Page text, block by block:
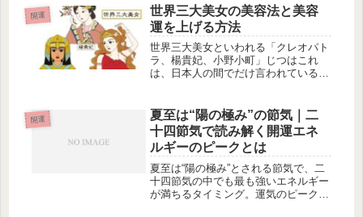
開運
世界三大美女の美容法と美容
運を上げる方法
世界三大美女といわれる「クレオパト
ラ、楊貴妃、小野小町」じつはこれ
は、日本人の間でだけ言われているこ
ちの美しさを維持するためには、特定
の美容法やスキンケアルーティンを実
践し...
開運
夏至は“陽の極み”の節気｜二
十四節気で読み解く開運エネ
ルギーのピークとは
夏至は“陽の極み”とされる節気で、二
十四節気の中でも最も強いエネルギー
が満ちるタイミング。運気のピークと